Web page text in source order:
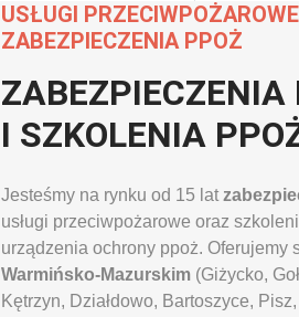
USŁUGI
ZABEZPIECZENIA PPOŻ
ZABEZPIECZENIA
I SZKOLENIA
Jesteśmy na rynku od 15 lat
usługi przeciwpożarowe oraz
urządzenia ochrony ppoż. Oferujemy
Warmińsko-Mazurskim (Giżycko,
Kętrzyn, Działdowo, Bartoszyce,